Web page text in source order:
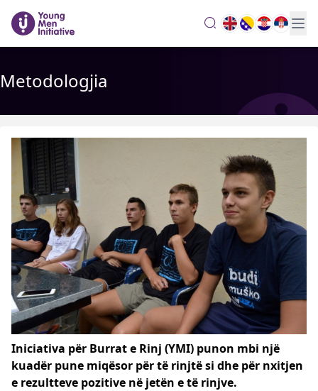
search
Metodologjia
Iniciativa për Burrat e Rinj (YMI) punon mbi një
kuadër pune miqësor për të rinjtë si dhe për nxitjen
e rezultteve pozitive në jetën e të rinjve.